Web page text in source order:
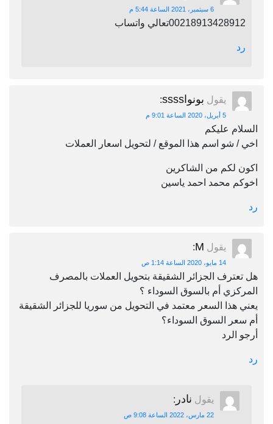
6 سبتمبر، 2021 الساعة 5:44 م
00218913428912تعالي واتساب
رد
يقول بونواssss :
5 أبريل، 2020 الساعة 9:01 م
السلام عليكم
اخي / شو اسم هذا الموقع / لتحويل اسعار العملات
اكون لكم من الشاكرين
اخوكم محمد احمد ياسين
رد
يقول M
:
14 مايو، 2020 الساعة 1:14 ص
هل تعترف الجزائر الشقيقة بتحويل العملات بالمصرف
المركزي أم بالسوق السوداء ؟
يعني هذا السعر معتمد في التحويل من سوريا للجزائر الشقيقة
أم سعر السوق السوداء؟
أرجو الرد
رد
يقول نادر :
22 مارس، 2022 الساعة 9:08 ص